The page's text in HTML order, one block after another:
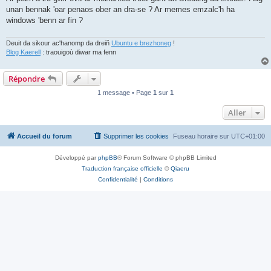
unan bennak 'oar penaos ober an dra-se ? Ar memes emzalc'h ha
windows 'benn ar fin ?
Deuit da sikour ac'hanomp da dreiñ Ubuntu e brezhoneg !
Blog Kaerell : traouigoù diwar ma fenn
Répondre
1 message • Page 1 sur 1
Aller
Accueil du forum Fuseau horaire sur UTC+01:00
Supprimer les cookies
Développé parphpBB® Forum Software © phpBB Limited
Traduction française officielle ©Qiaeru
Confidentialité | Conditions